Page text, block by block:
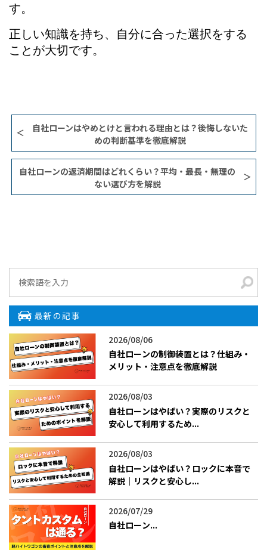
す。
正しい知識を持ち、自分に合った選択をする
ことが大切です。
自社ローンはやめとけと言われる理由とは？後悔しないた
めの判断基準を徹底解説
自社ローンの返済期間はどれくらい？平均・最長・無理の
ない選び方を解説
最新の記事
2026/08/06
自社ローンの制御装置とは？仕組み・
メリット・注意点を徹底解説
2026/08/03
自社ローンはやばい？実際のリスクと
安心して利用するため...
2026/08/03
自社ローンはやばい？ロックに本音で
解説｜リスクと安心し...
2026/07/29
自社ローン...